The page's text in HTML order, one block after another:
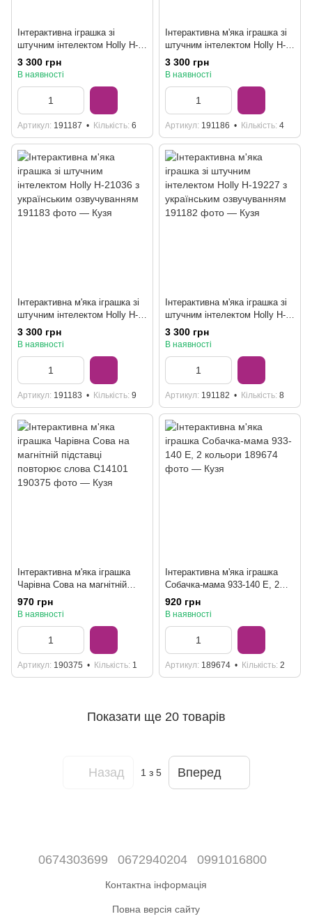
Інтерактивна іграшка зі
штучним інтелектом Holly H-
42369 з українським
озвучуванням та Wi-Fi
3 300 грн
В наявності
Артикул 191187 Кількість 6
Інтерактивна м'яка іграшка зі
штучним інтелектом Holly H-
31456 рожева
3 300 грн
В наявності
Артикул 191186 Кількість 4
Інтерактивна м'яка іграшка зі
штучним інтелектом Holly H-
21036 з українським
озвучуванням
3 300 грн
В наявності
Артикул 191183 Кількість 9
Інтерактивна м'яка іграшка зі
штучним інтелектом Holly H-
19227 з українським
озвучуванням
3 300 грн
В наявності
Артикул 191182 Кількість 8
Інтерактивна м'яка іграшка
Чарівна Сова на магнітній
підставці повторює слова
C14101
970 грн
В наявності
Артикул 190375 Кількість 1
Інтерактивна м'яка іграшка
Собачка-мама 933-140 E, 2
кольори
920 грн
В наявності
Артикул 189674 Кількість 2
Показати ще 20 товарів
Назад 1 з 5 Вперед
0674303699 0672940204 0991016800
Контактна інформація
Повна версія сайту